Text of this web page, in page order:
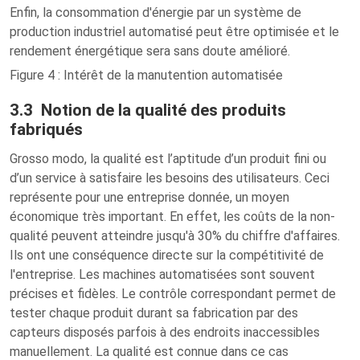
Enfin, la consommation d'énergie par un système de
production industriel automatisé peut être optimisée et le
rendement énergétique sera sans doute amélioré.
Figure 4 : Intérêt de la manutention automatisée
3.3 Notion de la qualité des produits
fabriqués
Grosso modo, la qualité est l’aptitude d’un produit fini ou
d’un service à satisfaire les besoins des utilisateurs. Ceci
représente pour une entreprise donnée, un moyen
économique très important. En effet, les coûts de la non-
qualité peuvent atteindre jusqu'à 30% du chiffre d'affaires.
Ils ont une conséquence directe sur la compétitivité de
l'entreprise. Les machines automatisées sont souvent
précises et fidèles. Le contrôle correspondant permet de
tester chaque produit durant sa fabrication par des
capteurs disposés parfois à des endroits inaccessibles
manuellement. La qualité est connue dans ce cas